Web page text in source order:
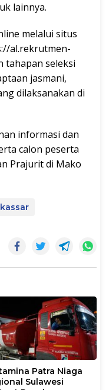
lainnya.
melalui situs
al.rekrutmen-
tahapan seleksi
jasmani,
dilaksanakan di
informasi dan
calon peserta
Prajurit di Mako
Patra Niaga
Sulawesi